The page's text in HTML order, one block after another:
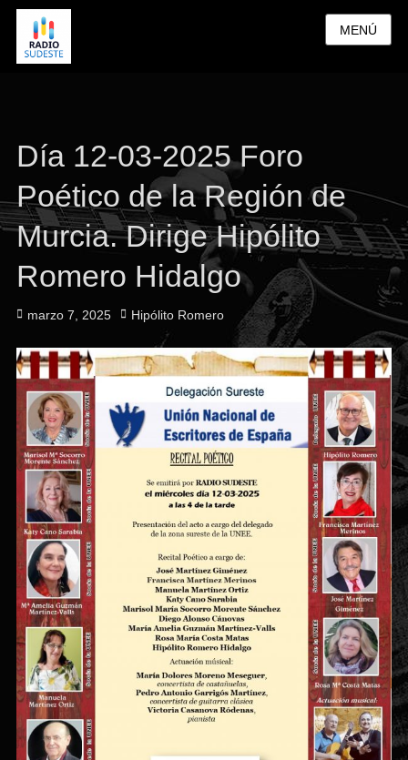
MENÚ
Día 12-03-2025 Foro
Poético de la Región de
Murcia. Dirige Hipólito
Romero Hidalgo
Publicado
marzo 7, 2025 Autor
Hipólito Romero